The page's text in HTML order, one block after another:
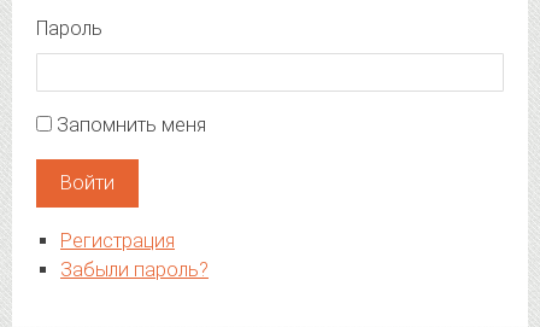
Пароль
Запомнить меня
Войти
Регистрация
Забыли пароль?